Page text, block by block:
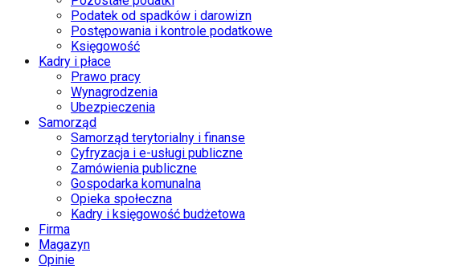
Podatek od spadków i darowizn
Postępowania i kontrole podatkowe
Księgowość
Kadry i płace
Prawo pracy
Wynagrodzenia
Ubezpieczenia
Samorząd
Samorząd terytorialny i finanse
Cyfryzacja i e-usługi publiczne
Zamówienia publiczne
Gospodarka komunalna
Opieka społeczna
Kadry i księgowość budżetowa
Firma
Magazyn
Opinie